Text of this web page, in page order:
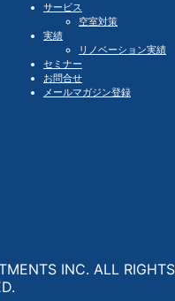
サービス
空室対策
実績
リノベーション実績
セミナー
お問合せ
メールマガジン登録
INC. ALL RIGHTS